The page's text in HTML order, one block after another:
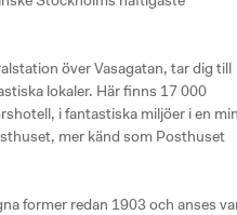
över Vasagatan, tar dig till
lokaler. Här finns 17 000
i fantastiska miljöer i en
mer känd som Posthuset
former redan 1903 och anses